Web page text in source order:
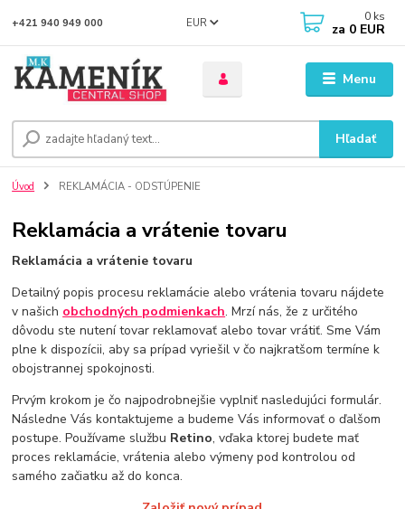
Menu
EUR
Hľadať
+421 940 949 000 0 ks
za 0 EUR
Úvod REKLAMÁCIA - ODSTÚPENIE
Reklamácia a vrátenie tovaru
Reklamácia a vrátenie tovaru
Detailný popis procesu reklamácie alebo vrátenia tovaru nájdete
v našich obchodných podmienkach. Mrzí nás, že z určitého
dôvodu ste nutení tovar reklamovať alebo tovar vrátiť. Sme Vám
plne k dispozícii, aby sa prípad vyriešil v čo najkratšom termíne k
obojstrannej spokojnosti.
Prvým krokom je čo najpodrobnejšie vyplniť nasledujúci formulár.
Následne Vás kontaktujeme a budeme Vás informovať o ďalšom
postupe. Používame službu Retino, vďaka ktorej budete mať
proces reklamácie, vrátenia alebo výmeny pod kontrolou od
samého začiatku až do konca.